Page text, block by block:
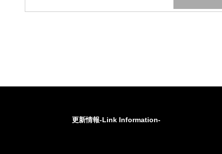
更新情報-Link Information-